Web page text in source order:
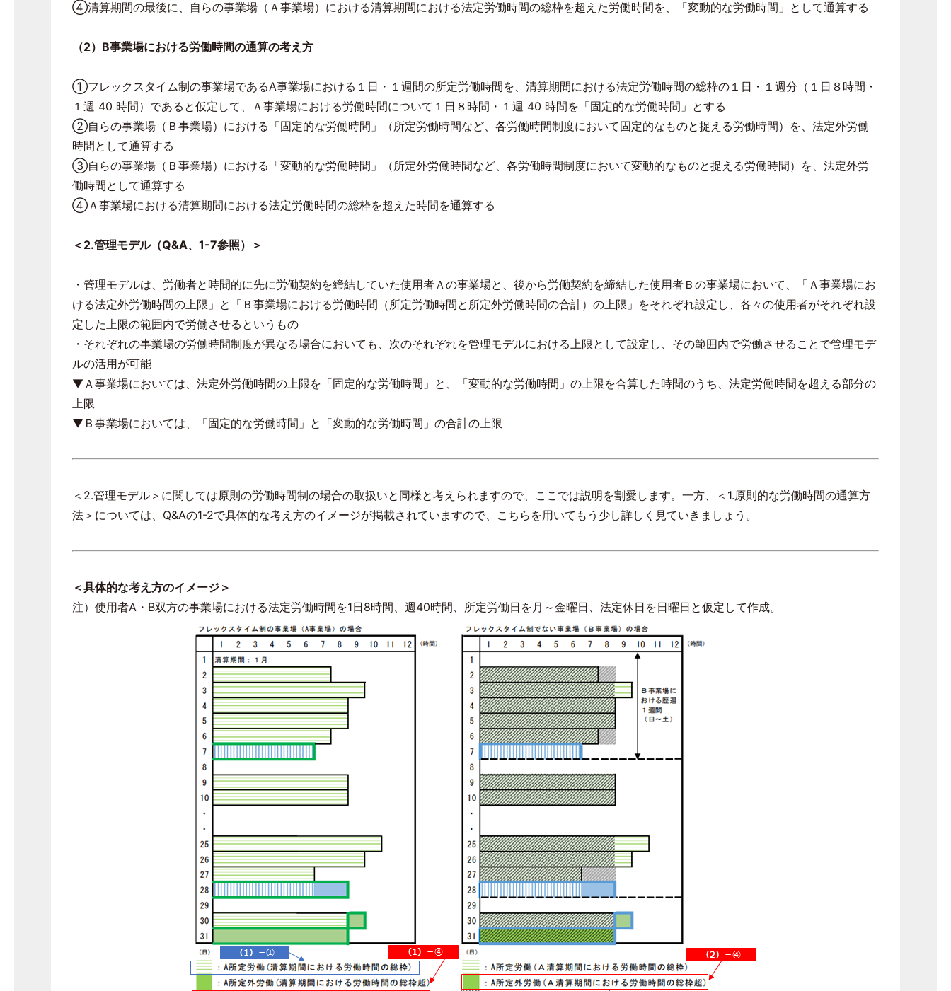
④清算期間の最後に、自らの事業場（Ａ事業場）における清算期間における法定労働時間の総枠を超えた労働時間を、「変動的な労働時間」として通算する
（2） B事業場における労働時間の通算の考え方
①フレックスタイム制の事業場であるA事業場における１日・１週間の所定労働時間を、清算期間における法定労働時間の総枠の１日・１週分（１日８時間・
１週 40 時間）であると仮定して、Ａ事業場における労働時間について１日８時間・１週 40 時間を「固定的な労働時間」とする
②自らの事業場（Ｂ事業場）における「固定的な労働時間」（所定労働時間など、各労働時間制度において固定的なものと捉える労働時間）を、法定外労働
時間として通算する
③自らの事業場（Ｂ事業場）における「変動的な労働時間」（所定外労働時間など、各労働時間制度において変動的なものと捉える労働時間）を、法定外労
働時間として通算する
④Ａ事業場における清算期間における法定労働時間の総枠を超えた時間を通算する
＜ 2.管理モデル（Q&A、 1-7参照）＞
・管理モデルは、労働者と時間的に先に労働契約を締結していた使用者Ａの事業場と、後から労働契約を締結した使用者Ｂの事業場において、「Ａ事業場にお
ける法定外労働時間の上限」と「Ｂ事業場における労働時間（所定労働時間と所定外労働時間の合計）の上限」をそれぞれ設定し、各々の使用者がそれぞれ設
定した上限の範囲内で労働させるというもの
・それぞれの事業場の労働時間制度が異なる場合においても、次のそれぞれを管理モデルにおける上限として設定し、その範囲内で労働させることで管理モデ
ルの活用が可能
▼Ａ事業場においては、法定外労働時間の上限を「固定的な労働時間」と、「変動的な労働時間」の上限を合算した時間のうち、法定労働時間を超える部分の
上限
▼Ｂ事業場においては、「固定的な労働時間」と「変動的な労働時間」の合計の上限
＜ 2.管理モデル＞に関しては原則の労働時間制の場合の取扱いと同様と考えられますので、ここでは説明を割愛します。一方、＜ 1.原則的な労働時間の通算方
法＞については、 Q&Aの1-2で具体的な考え方のイメージが掲載されていますので、こちらを用いてもう少し詳しく見ていきましょう。
＜具体的な考え方のイメージ＞
注）使用者A ・ B双方の事業場における法定労働時間を1日8時間、週40時間、所定労働日を月～金曜日、法定休日を日曜日と仮定して作成。